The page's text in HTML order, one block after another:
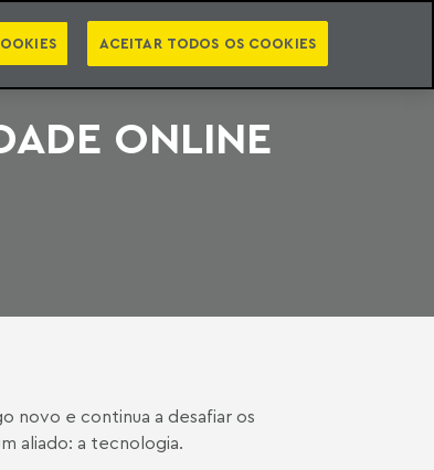
VIDEOCASTS PT EN CATEGORIAS
ONLINE
novo e continua a desafiar os
aliado: a tecnologia.
ACEITAR TODOS OS COOKIES